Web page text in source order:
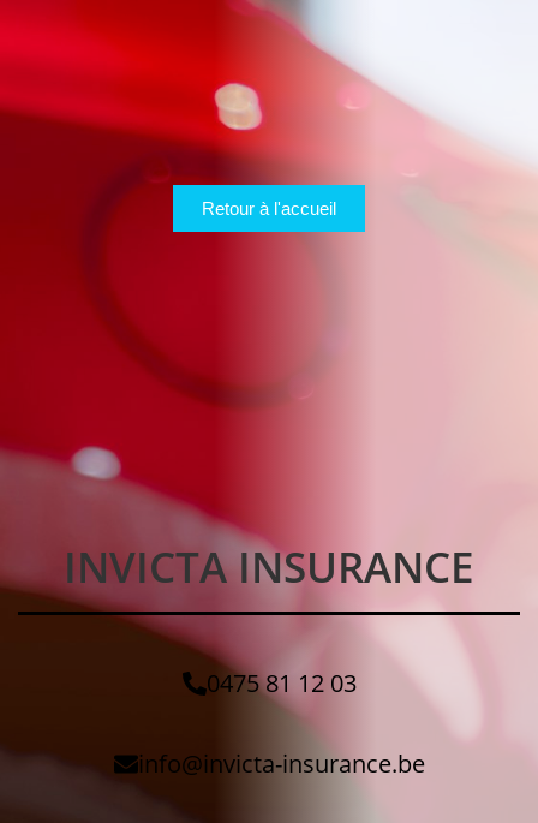
Retour à l'accueil
INVICTA INSURANCE
0475 81 12 03
info@invicta-insurance.be